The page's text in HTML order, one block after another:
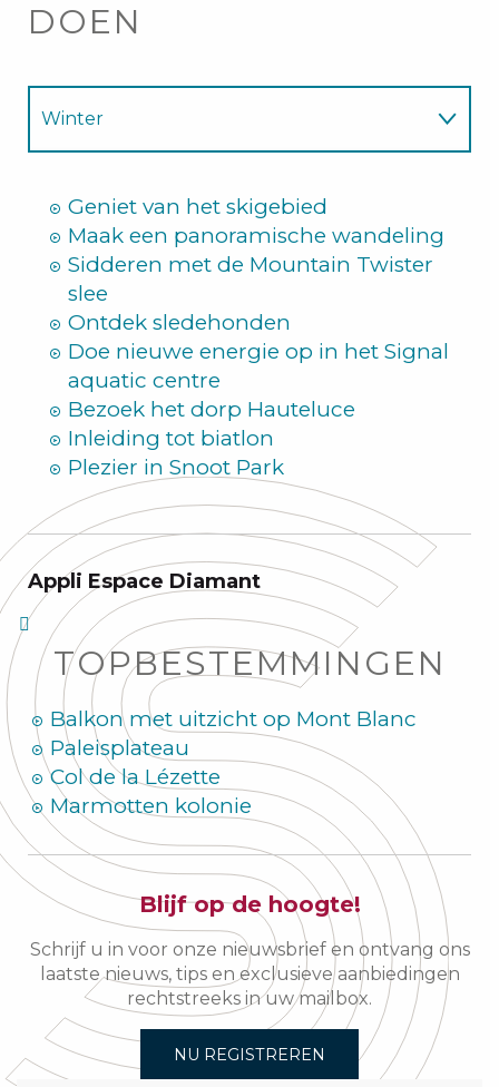
DOEN
Winter
Geniet van het skigebied
Maak een panoramische wandeling
Sidderen met de Mountain Twister
slee
Ontdek sledehonden
Doe nieuwe energie op in het Signal
aquatic centre
Bezoek het dorp Hauteluce
Inleiding tot biatlon
Plezier in Snoot Park
Appli Espace Diamant
TOPBESTEMMINGEN
Balkon met uitzicht op Mont Blanc
Paleisplateau
Col de la Lézette
Marmotten kolonie
Blijf op de hoogte!
Schrijf u in voor onze nieuwsbrief en ontvang ons
laatste nieuws, tips en exclusieve aanbiedingen
rechtstreeks in uw mailbox.
NU REGISTREREN